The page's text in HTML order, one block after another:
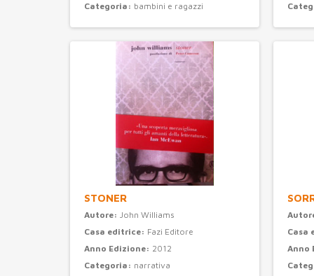
Categoria: bambini e ragazzi
STONER
Autore: John Williams
Casa editrice: Fazi Editore
Anno Edizione: 2012
Categoria: narrativa
Casa
Anno